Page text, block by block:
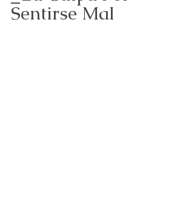
Sentirse Mal